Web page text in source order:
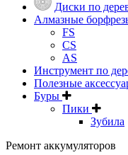
Диски по
Алмазные
FS
CS
AS
Инструмент по
Полезные
Буры
Пики
Зубила
Ремонт аккумуляторов